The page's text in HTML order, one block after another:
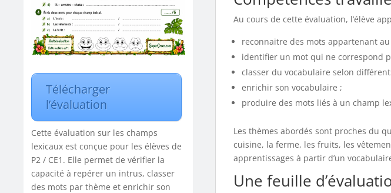
Télécharger
l’évaluation
Cette évaluation sur les champs
lexicaux est conçue pour les élèves de
P2 / CE1. Elle permet de vérifier la
capacité à repérer un intrus, classer
des mots par thème et enrichir son
Au cours de cette évaluation, l’élève
reconnaitre des mots appartenant
identifier un mot qui ne correspond
classer du vocabulaire selon
enrichir son vocabulaire ;
produire des mots liés à un champ
Les thèmes abordés sont proches du
cuisine, la ferme, les fruits, les
apprentissages à partir d’un
Une feuille